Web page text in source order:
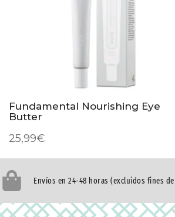
Fundamental Nourishing Eye
Butter
25,99€
Envíos en 24-48 horas (excluidos fines